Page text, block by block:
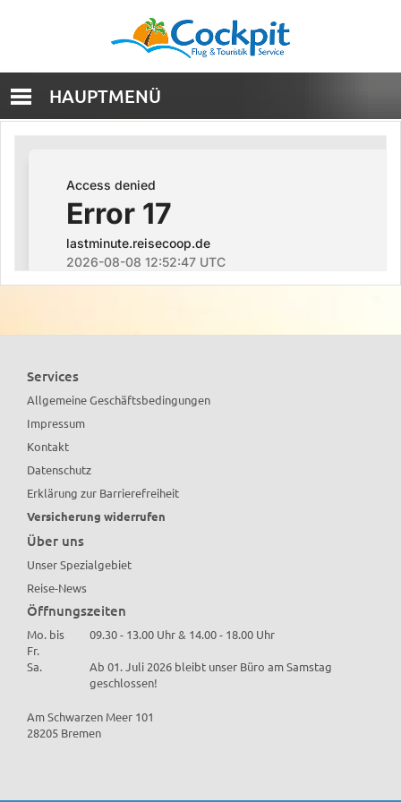
HAUPTMENÜ
Services
Allgemeine Geschäftsbedingungen
Impressum
Kontakt
Datenschutz
Erklärung zur Barrierefreiheit
Versicherung widerrufen
Über uns
Unser Spezialgebiet
Reise-News
Öffnungszeiten
Mo. bis
Fr.
09.30 - 13.00 Uhr & 14.00 - 18.00 Uhr
Sa.
Ab 01. Juli 2026 bleibt unser Büro am Samstag
geschlossen!
Am Schwarzen Meer 101
28205 Bremen